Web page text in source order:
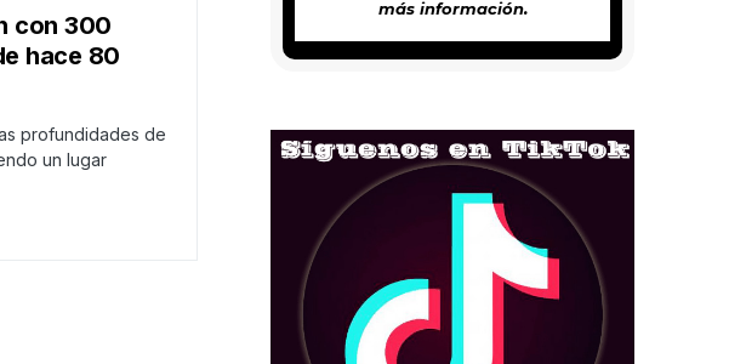
con 300
hace 80
profundidades de
un lugar
más información.